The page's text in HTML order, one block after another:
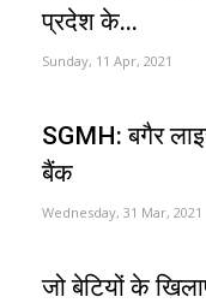
प्रदेश के...
Sunday, 11 Apr, 2021
SGMH: बगैर
बैंक
Wednesday, 31 Mar, 2021
जो बेटियों के